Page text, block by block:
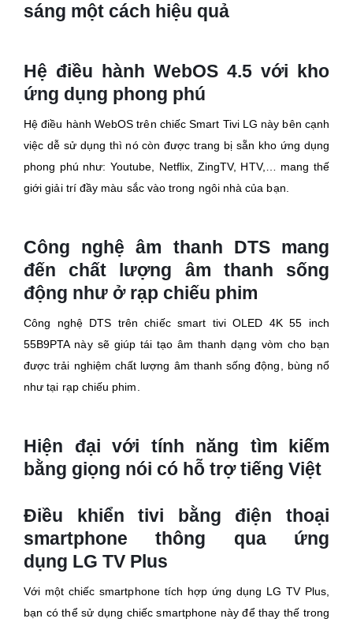
sáng một cách hiệu quả
Hệ điều hành WebOS 4.5 với kho
ứng dụng phong phú
Hệ điều hành WebOS trên chiếc Smart Tivi LG này bên cạnh
việc dễ sử dụng thì nó còn được trang bị sẵn kho ứng dụng
phong phú như: Youtube, Netflix, ZingTV, HTV,… mang thế
giới giải trí đầy màu sắc vào trong ngôi nhà của bạn.
Công nghệ âm thanh DTS mang
đến chất lượng âm thanh sống
động như ở rạp chiếu phim
Công nghệ DTS trên chiếc smart tivi OLED 4K 55 inch
55B9PTA này sẽ giúp tái tạo âm thanh dạng vòm cho bạn
được trải nghiệm chất lượng âm thanh sống động, bùng nổ
như tại rạp chiếu phim.
Hiện đại với tính năng tìm kiếm
bằng giọng nói có hỗ trợ tiếng Việt
Điều khiển tivi bằng điện thoại
smartphone thông qua ứng
dụng LG TV Plus
Với một chiếc smartphone tích hợp ứng dụng LG TV Plus,
bạn có thể sử dụng chiếc smartphone này để thay thế trong